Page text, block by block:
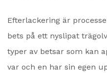
Efterlackering är
bets på ett nyslipat
typer av betsar som kan
var och en har sin egen